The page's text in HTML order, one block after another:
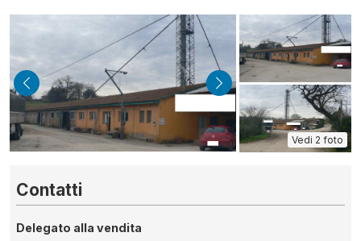
indietro avanti
Vedi 2 foto
Contatti
Delegato alla vendita